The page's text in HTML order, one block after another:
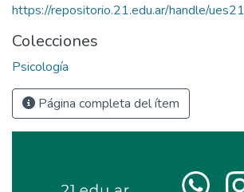
https://repositorio.21.edu.ar/handle/
Colecciones
Psicología
Página completa del ítem